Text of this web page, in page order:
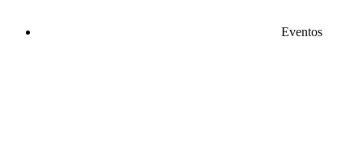
Eventos